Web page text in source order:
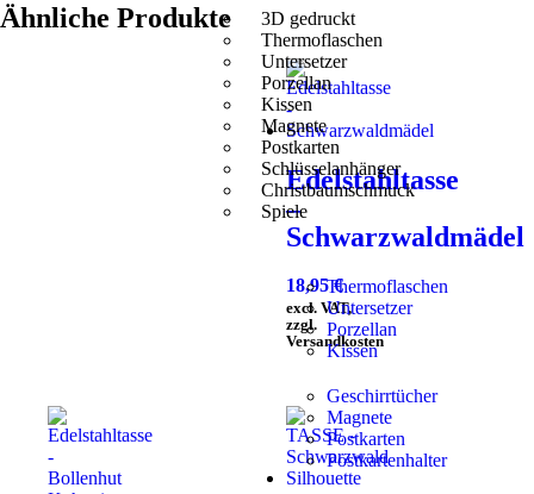
3D gedruckt
Thermoflaschen
Untersetzer
Porzellan
Kissen
Magnete
Postkarten
Schlüsselanhänger
Christbaumschmuck
Spiele
Thermoflaschen
Untersetzer
Porzellan
Kissen
Geschirrtücher
Magnete
Postkarten
Postkartenhalter
Ähnliche Produkte
Edelstahltasse
–
Schwarzwaldmädel
18,95€
excl. VAT,
zzgl.
Versandkosten